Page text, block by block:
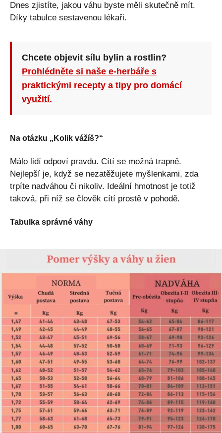
Dnes zjistíte, jakou váhu byste měli skutečně mít.
Díky tabulce sestavenou lékaři.
Chcete objevit sílu bylin a rostlin?
Prohlédněte si naše e-herbáře s
praktickými recepty a tipy pro domácí
využití.
Na otázku „Kolik vážíš?“
Málo lidí odpoví pravdu. Cítí se možná trapně.
Nejlepší je, když se nezatěžujete myšlenkami, zda
trpíte nadváhou či nikoliv. Ideální hmotnost je totiž
taková, při níž se člověk cítí prostě v pohodě.
Tabulka správné váhy